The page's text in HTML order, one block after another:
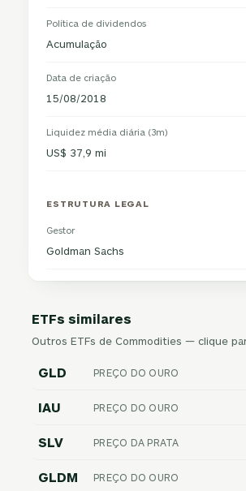
Política de dividendos
Acumulação
Data de criação
15/08/2018
Liquidez média diária (3m)
US$ 37,9 mi
ESTRUTURA LEGAL
Gestor
Goldman Sachs
ETFs similares
Outros ETFs de Commodities — clique
GLD PREÇO DO OURO
IAU PREÇO DO OURO
SLV PREÇO DA PRATA
GLDM PREÇO DO OURO